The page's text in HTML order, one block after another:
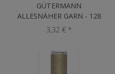
GÜTERMANN
ALLESNÄHER GARN - 128
Aubergine
3,32 € *